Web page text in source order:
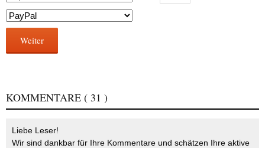
Weiter
KOMMENTARE ( 31 )
Liebe Leser!
Wir sind dankbar für Ihre Kommentare und schätzen Ihre aktive